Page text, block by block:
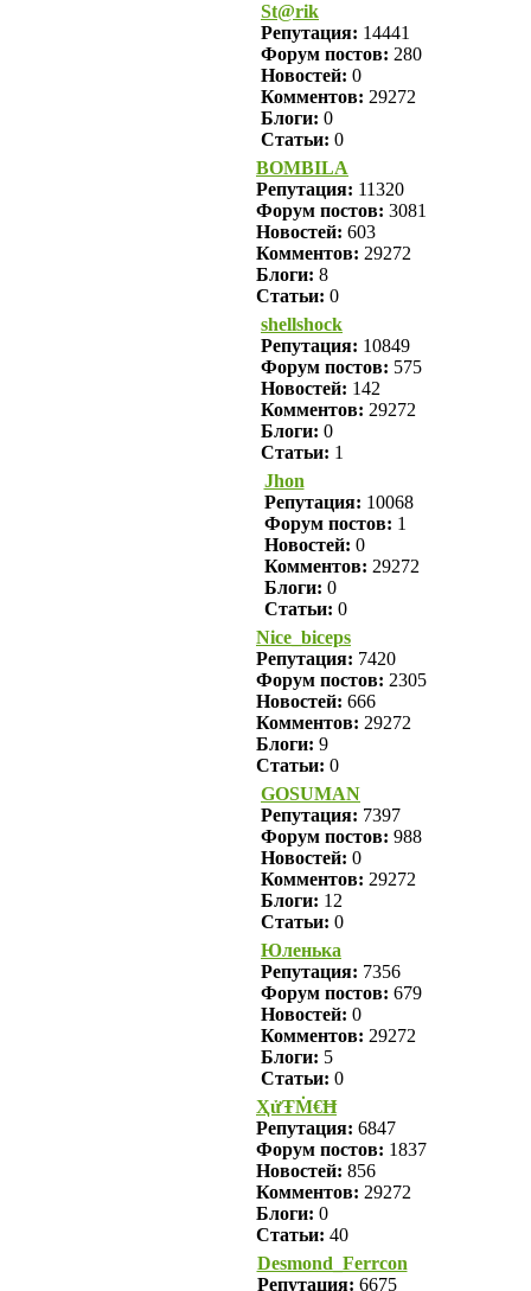
St@rik
Репутация: 14441
Форум постов: 280
Новостей: 0
Комментов: 29272
Блоги: 0
Статьи: 0
BOMBILA
Репутация: 11320
Форум постов: 3081
Новостей: 603
Комментов: 29272
Блоги: 8
Статьи: 0
shellshock
Репутация: 10849
Форум постов: 575
Новостей: 142
Комментов: 29272
Блоги: 0
Статьи: 1
Jhon
Репутация: 10068
Форум постов: 1
Новостей: 0
Комментов: 29272
Блоги: 0
Статьи: 0
Nice_biceps
Репутация: 7420
Форум постов: 2305
Новостей: 666
Комментов: 29272
Блоги: 9
Статьи: 0
GOSUMAN
Репутация: 7397
Форум постов: 988
Новостей: 0
Комментов: 29272
Блоги: 12
Статьи: 0
Юленька
Репутация: 7356
Форум постов: 679
Новостей: 0
Комментов: 29272
Блоги: 5
Статьи: 0
ҲửŦṀ€Ħ
Репутация: 6847
Форум постов: 1837
Новостей: 856
Комментов: 29272
Блоги: 0
Статьи: 40
Desmond_Ferrcon
Репутация: 6675